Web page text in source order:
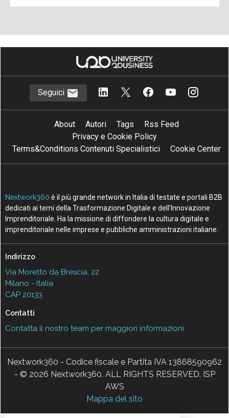
Seguici
About Autori Tags
Rss Feed
Privacy e Cookie Policy
Terms&Conditions Contenuti Specialistici
Cookie Center
Nextwork360 è il più grande network in Italia di testate e portali B2B
dedicati ai temi della Trasformazione Digitale e dell’Innovazione
Imprenditoriale. Ha la missione di diffondere la cultura digitale e
imprenditoriale nelle imprese e pubbliche amministrazioni italiane.
Indirizzo
Via Moretto da Brescia, 22
Milano - Italia
CAP 20133
Contatti
Contatta il nostro team per maggiori informazioni
Nextwork360 - Codice fiscale e Partita IVA 13868590962
- © 2026 Nextwork360. ALL RIGHTS RESERVED. ISP
AWS
Mappa del sito